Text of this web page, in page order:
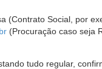
(Contrato Social, por
(Procuração caso seja
tudo regular,